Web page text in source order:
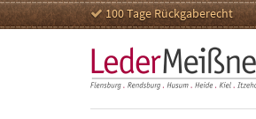
100 Tage Rückgaberecht